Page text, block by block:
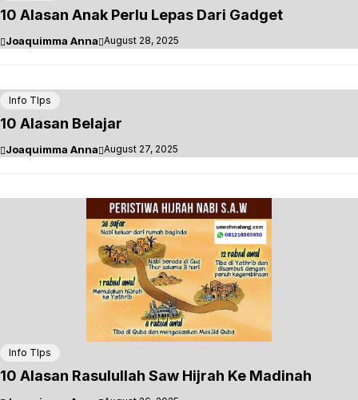
10 Alasan Anak Perlu Lepas Dari Gadget
Joaquimma Anna August 28, 2025
Info TIps
10 Alasan Belajar
Joaquimma Anna August 27, 2025
Info TIps
10 Alasan Rasulullah Saw Hijrah Ke Madinah